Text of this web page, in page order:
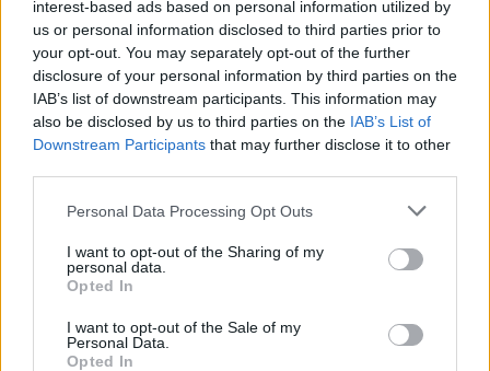
interest-based ads based on personal information utilized by
us or personal information disclosed to third parties prior to
your opt-out. You may separately opt-out of the further
disclosure of your personal information by third parties on the
IAB’s list of downstream participants. This information may
also be disclosed by us to third parties on the IAB’s List of
Downstream Participants that may further disclose it to other
Personal Data Processing Opt Outs
I want to opt-out of the Sharing of my
personal data.
Opted In
I want to opt-out of the Sale of my
Personal Data.
Opted In